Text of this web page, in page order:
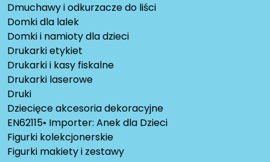
Dmuchawy i odkurzacze do liści
Domki dla lalek
Domki i namioty dla dzieci
Drukarki etykiet
Drukarki i kasy fiskalne
Drukarki laserowe
Druki
Dziecięce akcesoria dekoracyjne
EN62115• Importer: Anek dla Dzieci
Figurki kolekcjonerskie
Figurki makiety i zestawy